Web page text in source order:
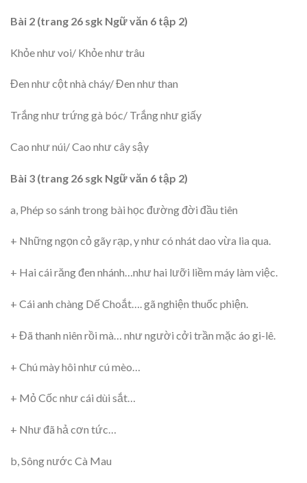
Bài 2 (trang 26 sgk Ngữ văn 6 tập 2)
Khỏe như voi/ Khỏe như trâu
Đen như cột nhà cháy/ Đen như than
Trắng như trứng gà bóc/ Trắng như giấy
Cao như núi/ Cao như cây sậy
Bài 3 (trang 26 sgk Ngữ văn 6 tập 2)
a, Phép so sánh trong bài học đường đời đầu tiên
+ Những ngọn cỏ gãy rạp, y như có nhát dao vừa lia qua.
+ Hai cái răng đen nhánh…như hai lưỡi liềm máy làm việc.
+ Cái anh chàng Dế Choắt…. gã nghiện thuốc phiện.
+ Đã thanh niên rồi mà… như người cởi trần mặc áo gi-lê.
+ Chú mày hôi như cú mèo…
+ Mỏ Cốc như cái dùi sắt…
+ Như đã hả cơn tức…
b, Sông nước Cà Mau